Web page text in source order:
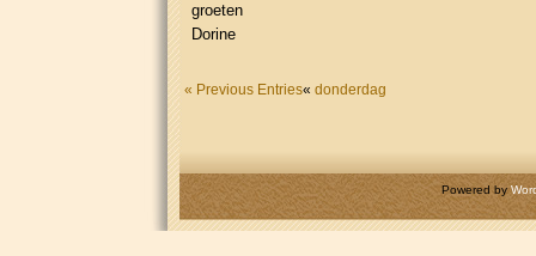
groeten
Dorine
« Previous Entries« donderdag
Powered by